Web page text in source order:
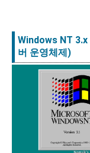
Windows NT 3.x
버 운영체제)